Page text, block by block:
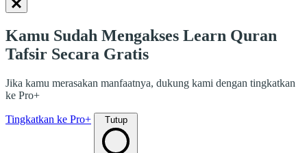
Kamu Sudah Mengakses Learn Quran
Tafsir Secara Gratis
Jika kamu merasakan manfaatnya, dukung kami dengan tingkatkan
ke Pro+
Tingkatkan ke Pro+ Tutup